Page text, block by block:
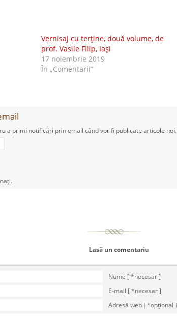
Vernisaj cu terţine, două volume, de
prof. Vasile Filip, Iaşi
17 noiembrie 2019
În „Comentarii”
a primi notificări prin email când vor fi publicate articole noi.
Lasă un comentariu
Nume [ *necesar ]
E-mail [ *necesar ]
Adresă web [ *opţional ]